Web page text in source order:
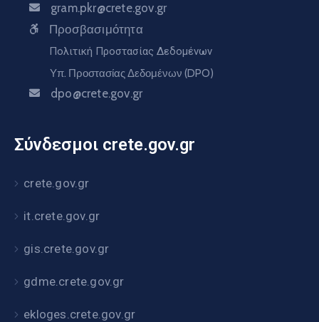
gram.pkr@crete.gov.gr
Προσβασιμότητα
Πολιτική Προστασίας Δεδομένων
Υπ. Προστασίας Δεδομένων (DPO)
dpo@crete.gov.gr
Σύνδεσμοι crete.gov.gr
crete.gov.gr
it.crete.gov.gr
gis.crete.gov.gr
gdme.crete.gov.gr
ekloges.crete.gov.gr